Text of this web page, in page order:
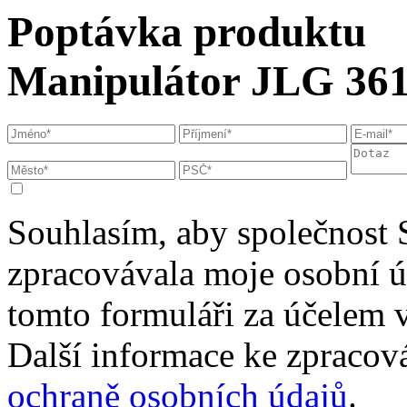
Poptávka produktu
Manipulátor JLG
Souhlasím, aby společnost
zpracovávala moje osobní
tomto formuláři za
Další informace ke
ochraně osobních údajů.